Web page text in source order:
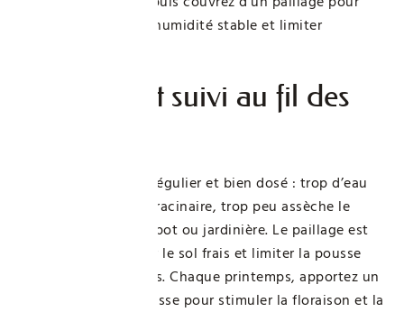
conserver un taux d’humidité stable et limiter
Entretien et suivi au fil des
L’arrosage doit être régulier et bien dosé : trop d’eau
provoque l’asphyxie racinaire, trop peu assèche le
substrat, surtout en pot ou jardinière. Le paillage est
essentiel pour garder le sol frais et limiter la pousse
des mauvaises herbes. Chaque printemps, apportez un
engrais riche en potasse pour stimuler la floraison et la